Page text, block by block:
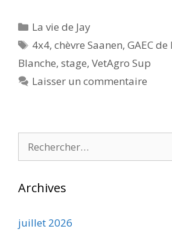
Catégories
La vie de Jay
Étiquettes
4x4,chèvre Saanen,GAEC de
Blanche, stage, VetAgro Sup
Laisser un commentaire
Archives
juillet 2026